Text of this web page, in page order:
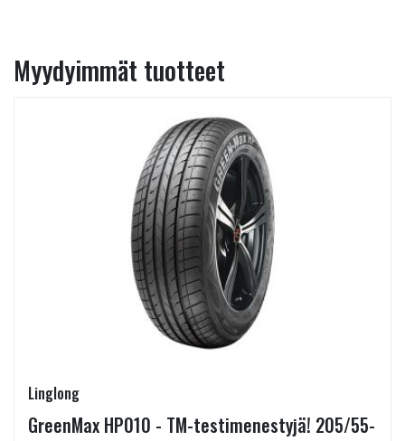
Myydyimmät tuotteet
Linglong
GreenMax HP010 - TM-testimenestyjä! 205/55-